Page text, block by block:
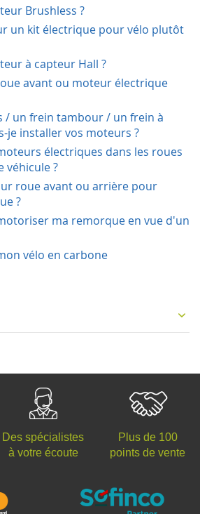
Brushless ?
un kit électrique pour vélo plutôt
à capteur Hall ?
avant ou moteur électrique
/ un frein tambour / un frein à
je installer vos moteurs ?
électriques dans les roues
véhicule ?
roue avant ou arrière pour
?
ma remorque en vue d'un
vélo en carbone
Des spécialistes
à votre écoute
Plus de 100
points de vente